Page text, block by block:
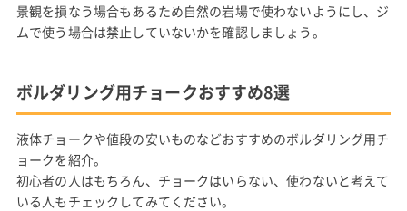
景観を損なう場合もあるため自然の岩場で使わないようにし、ジ
ムで使う場合は禁止していないかを確認しましょう。
ボルダリング用チョークおすすめ8選
液体チョークや値段の安いものなどおすすめのボルダリング用チ
ョークを紹介。
初心者の人はもちろん、チョークはいらない、使わないと考えて
いる人もチェックしてみてください。